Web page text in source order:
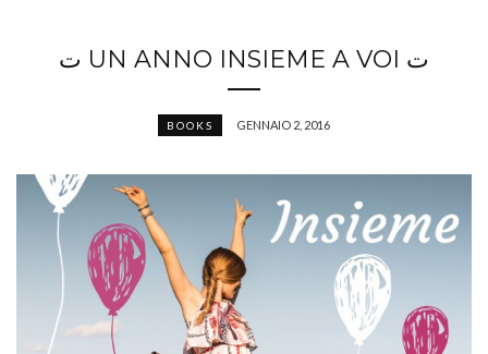
ﺕ UN ANNO INSIEME A VOI ﺕ
BOOKS GENNAIO 2, 2016